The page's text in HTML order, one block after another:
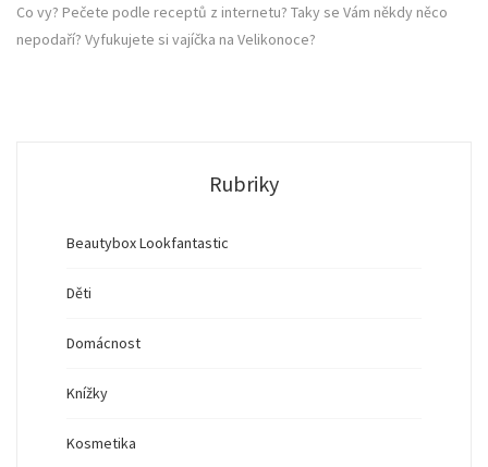
Co vy? Pečete podle receptů z internetu? Taky se Vám někdy něco
nepodaří? Vyfukujete si vajíčka na Velikonoce?
Rubriky
Beautybox Lookfantastic
Děti
Domácnost
Knížky
Kosmetika